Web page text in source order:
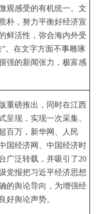
观感受的有机统一。文
朴，努力平衡好经济宣
鲜活性，弥合海内外受
。在文字方面不事雕琢
强的新闻张力，极富感
磅推出，同时在江西
呈现，实现一次采集、
百万，新华网、人民
国经济网、中国经济时
广泛转载，并吸引了20
党报把习近平经济思想
的舆论导向，为增强经
好舆论声势。